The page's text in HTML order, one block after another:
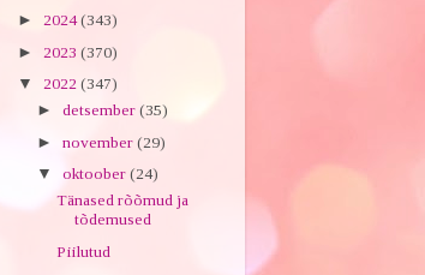
► 2024(343)
► 2023 (370)
▼ 2022 (347)
► detsember (35)
► november (29)
▼ oktoober (24)
Tänased rõõmud ja
tõdemused
Piilutud